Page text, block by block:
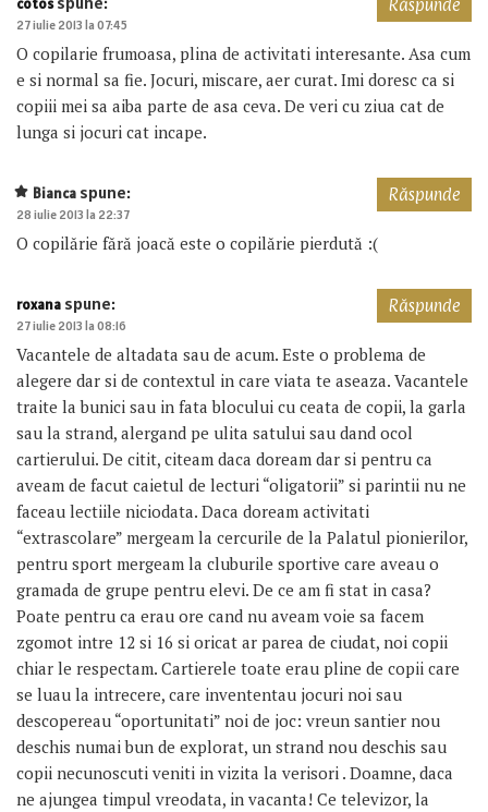
cotos
27 iulie 2013 la 07:45
O copilarie frumoasa, plina de activitati interesante. Asa cum
e si normal sa fie. Jocuri, miscare, aer curat. Imi doresc ca si
copiii mei sa aiba parte de asa ceva. De veri cu ziua cat de
lunga si jocuri cat incape.
Răspunde
Bianca spune:
28 iulie 2013 la 22:37
O copilărie fără joacă este o copilărie pierdută :(
Răspunde
roxana spune:
27 iulie 2013 la 08:16
Vacantele de altadata sau de acum. Este o problema de
alegere dar si de contextul in care viata te aseaza. Vacantele
traite la bunici sau in fata blocului cu ceata de copii, la garla
sau la strand, alergand pe ulita satului sau dand ocol
cartierului. De citit, citeam daca doream dar si pentru ca
aveam de facut caietul de lecturi “oligatorii” si parintii nu ne
faceau lectiile niciodata. Daca doream activitati
“extrascolare” mergeam la cercurile de la Palatul pionierilor,
pentru sport mergeam la cluburile sportive care aveau o
gramada de grupe pentru elevi. De ce am fi stat in casa?
Poate pentru ca erau ore cand nu aveam voie sa facem
zgomot intre 12 si 16 si oricat ar parea de ciudat, noi copii
chiar le respectam. Cartierele toate erau pline de copii care
se luau la intrecere, care invententau jocuri noi sau
descopereau “oportunitati” noi de joc: vreun santier nou
deschis numai bun de explorat, un strand nou deschis sau
copii necunoscuti veniti in vizita la verisori . Doamne, daca
ne ajungea timpul vreodata, in vacanta! Ce televizor, la
Răspunde